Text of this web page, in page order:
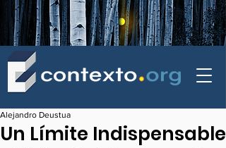
Un Límite Indispensable
Alejandro Deustua